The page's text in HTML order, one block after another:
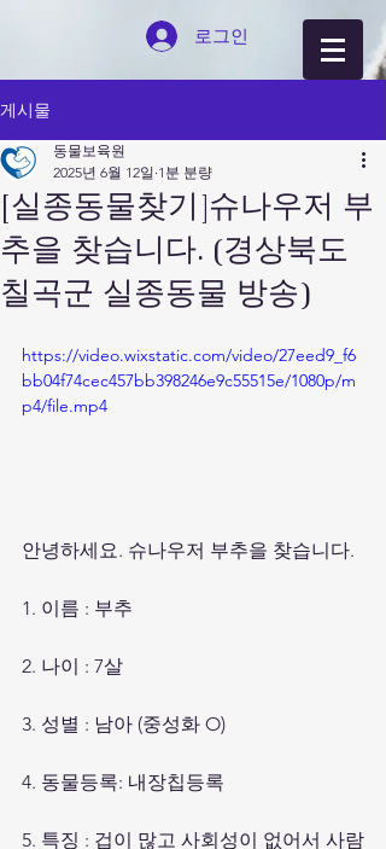
로그인
게시물
[실종동물찾기]슈나우저 부
추을 찾습니다. (경상북도
칠곡군 실종동물 방송)
동물보육원
2025년 6월 12일 1분 분량
https://video.wixstatic.com/video/27eed9_f6
bb04f74cec457bb398246e9c55515e/1080p/m
p4/file.mp4
안녕하세요. 슈나우저 부추을 찾습니다.
1. 이름 : 부추
2. 나이 : 7살
3. 성별 : 남아 (중성화 O)
4. 동물등록: 내장칩등록
5. 특징 : 겁이 많고 사회성이 없어서 사람